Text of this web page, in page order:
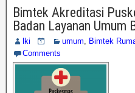
Bimtek Akreditasi
Badan Layanan Umum
lki umum, Bimtek
Comments